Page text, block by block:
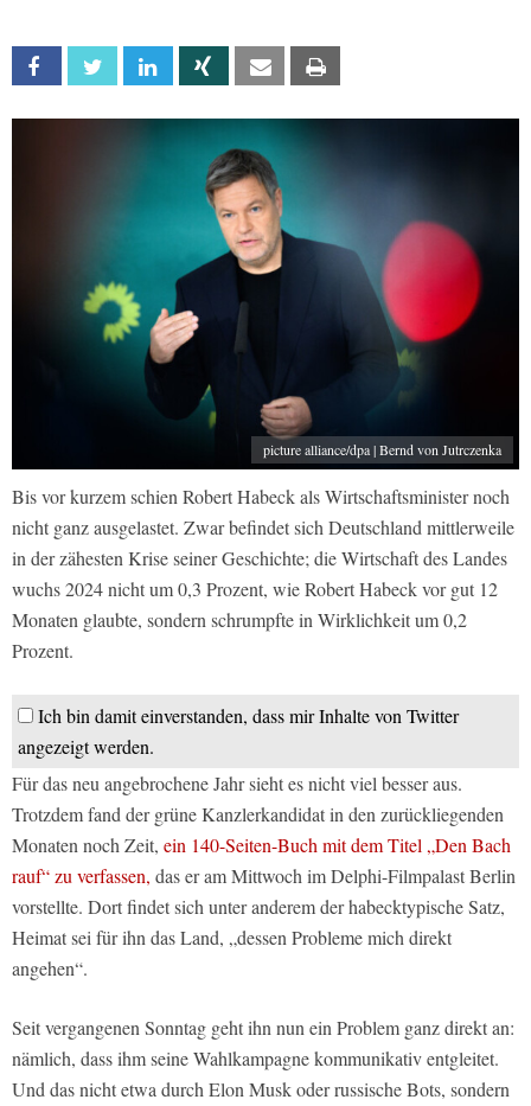
Facebook Twitter Linkedin Xing Email
picture alliance/dpa | Bernd von Jutrczenka
Bis vor kurzem schien Robert Habeck als Wirtschaftsminister noch
nicht ganz ausgelastet. Zwar befindet sich Deutschland mittlerweile
in der zähesten Krise seiner Geschichte; die Wirtschaft des Landes
wuchs 2024 nicht um 0,3 Prozent, wie Robert Habeck vor gut 12
Monaten glaubte, sondern schrumpfte in Wirklichkeit um 0,2
Prozent.
Ich bin damit einverstanden, dass mir Inhalte von Twitter
angezeigt werden.
Für das neu angebrochene Jahr sieht es nicht viel besser aus.
Trotzdem fand der grüne Kanzlerkandidat in den zurückliegenden
Monaten noch Zeit, ein 140-Seiten-Buch mit dem Titel „Den Bach
rauf“ zu verfassen, das er am Mittwoch im Delphi-Filmpalast Berlin
vorstellte. Dort findet sich unter anderem der habecktypische Satz,
Heimat sei für ihn das Land, „dessen Probleme mich direkt
angehen“.
Seit vergangenen Sonntag geht ihn nun ein Problem ganz direkt an:
nämlich, dass ihm seine Wahlkampagne kommunikativ entgleitet.
Und das nicht etwa durch Elon Musk oder russische Bots, sondern